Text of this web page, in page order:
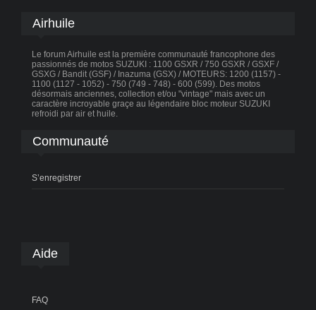
Airhuile
Le forum Airhuile est la première communauté francophone des
passionnés de motos SUZUKI : 1100 GSXR / 750 GSXR / GSXF /
GSXG / Bandit (GSF) / Inazuma (GSX) / MOTEURS: 1200 (1157) -
1100 (1127 - 1052) - 750 (749 - 748) - 600 (599). Des motos
désormais anciennes, collection et/ou "vintage" mais avec un
caractère incroyable graçe au légendaire bloc moteur SUZUKI
refroidi par air et huile.
Communauté
S’enregistrer
Aide
FAQ